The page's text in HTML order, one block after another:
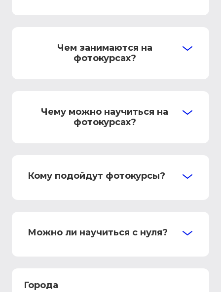
Чем занимаются на
фотокурсах?
Чему можно научиться на
фотокурсах?
Кому подойдут фотокурсы?
Можно ли научиться с нуля?
Города